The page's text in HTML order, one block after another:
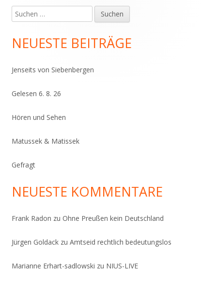
Haupt-
Seitenleiste
Suchen
nach:
NEUESTE BEITRÄGE
Jenseits von Siebenbergen
Gelesen 6. 8. 26
Hören und Sehen
Matussek & Matissek
Gefragt
NEUESTE KOMMENTARE
Frank Radon zu Ohne Preußen kein Deutschland
Jürgen Goldack zu Amtseid rechtlich bedeutungslos
Marianne Erhart-sadlowski zu NIUS-LIVE